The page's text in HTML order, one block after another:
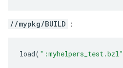
//mypkg/BUILD ：
load( ":myhelpers_test.bzl"